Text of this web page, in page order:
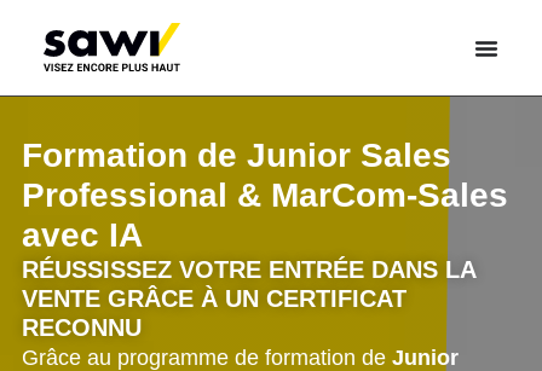
Formation de Junior Sales
Professional & MarCom-Sales
avec IA
RÉUSSISSEZ VOTRE ENTRÉE DANS LA
VENTE GRÂCE À UN CERTIFICAT
RECONNU
Grâce au programme de formation de Junior